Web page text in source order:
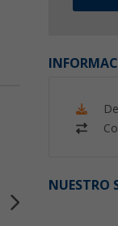
NUESTRO